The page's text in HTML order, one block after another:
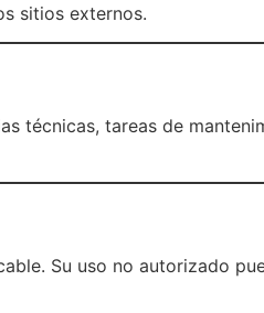
sitios externos.
técnicas, tareas de
Su uso no autorizado